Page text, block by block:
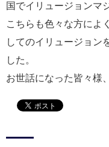
国でイリュージョンマ
こちらも色々な方によ
してのイリュージョン
した。
お世話になった皆々様